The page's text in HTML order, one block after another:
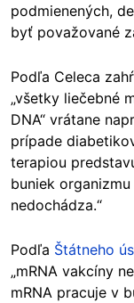
podmienených,
byť považované
Podľa Celeca
„všetky liečebné
DNA“ vrátane
prípade
terapiou
buniek
nedochádza.“
Podľa Štátneho
„mRNA vakcíny
mRNA pracuje v